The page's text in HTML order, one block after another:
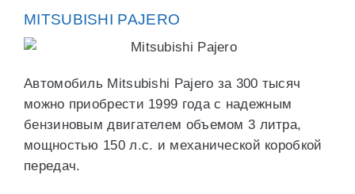
MITSUBISHI PAJERO
Автомобиль Mitsubishi Pajero за 300 тысяч
можно приобрести 1999 года с надежным
бензиновым двигателем объемом 3 литра,
мощностью 150 л.с. и механической коробкой
передач.